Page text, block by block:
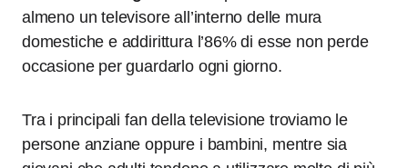
almeno un televisore all’interno delle mura
domestiche e addirittura l’86% di esse non perde
occasione per guardarlo ogni giorno.
Tra i principali fan della televisione troviamo le
persone anziane oppure i bambini, mentre sia